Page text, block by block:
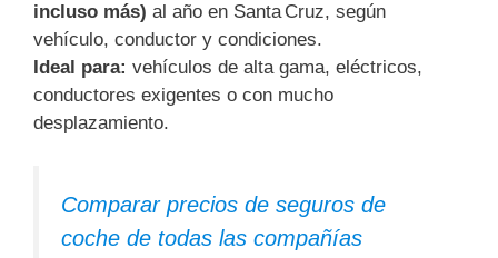
incluso más) al año en Santa Cruz, según
vehículo, conductor y condiciones.
Ideal para: vehículos de alta gama, eléctricos,
conductores exigentes o con mucho
desplazamiento.
Comparar precios de seguros de
coche de todas las compañías